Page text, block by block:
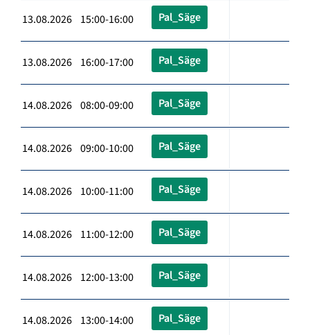
13.08.2026 15:00-16:00 Pal_Säge
13.08.2026 16:00-17:00 Pal_Säge
14.08.2026 08:00-09:00 Pal_Säge
14.08.2026 09:00-10:00 Pal_Säge
14.08.2026 10:00-11:00 Pal_Säge
14.08.2026 11:00-12:00 Pal_Säge
14.08.2026 12:00-13:00 Pal_Säge
14.08.2026 13:00-14:00 Pal_Säge